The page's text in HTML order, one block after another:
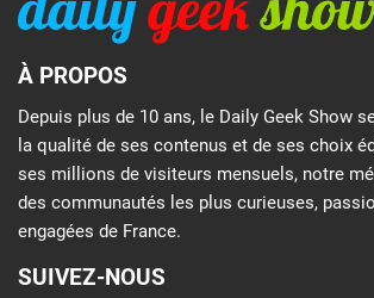
À PROPOS
Depuis plus de 10 ans, le Daily Geek Show
la qualité de ses contenus et de ses choix
ses millions de visiteurs mensuels, notre
des communautés les plus curieuses,
engagées de France.
SUIVEZ-NOUS